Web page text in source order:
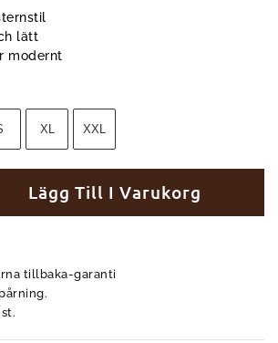
lätt
modernt
XL XXL
Lägg Till I Varukorg
tillbaka-garanti